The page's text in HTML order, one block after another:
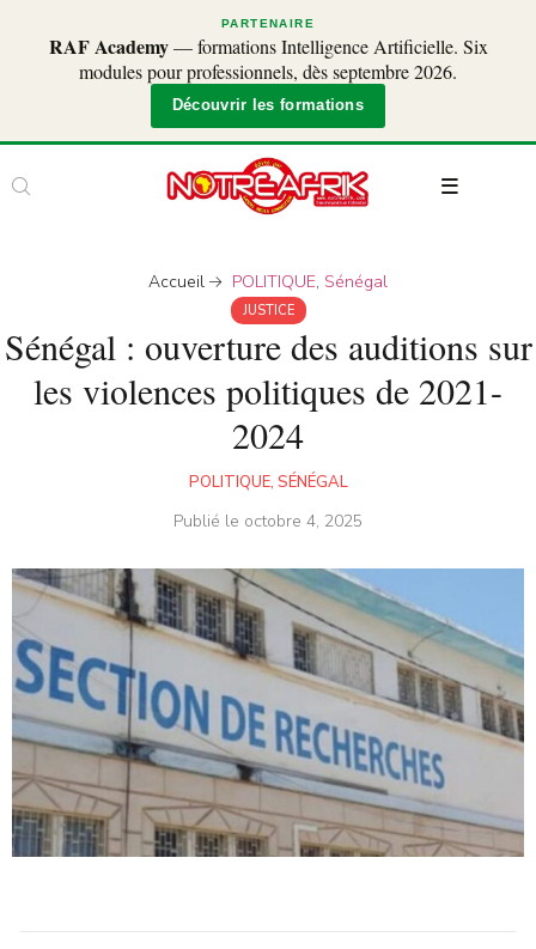
PARTENAIRE
RAF Academy— formations Intelligence Artificielle. Six
modules pour professionnels, dès septembre 2026.
Découvrir les formations
Accueil POLITIQUE, Sénégal
JUSTICE
Sénégal : ouverture des auditions sur
les violences politiques de 2021-
2024
POLITIQUE, SÉNÉGAL
Publié le octobre 4, 2025